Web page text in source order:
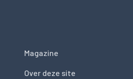
Magazine
Over deze site